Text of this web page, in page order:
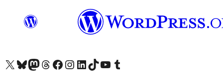
আমাৰ X (আগৰ Twitter) একাউণ্টলৈ যাওকআমাৰ Bluesky একাউণ্টলৈ যাওকআমাৰ Mastodon একাউণ্টলৈ যাওকআমাৰ Threads একাউণ্টলৈ যাওকআমাৰ Facebook পৃষ্ঠালৈ যাওকআমাৰ Instagram একাউণ্টলৈ যাওকআমাৰ LinkedIn একাউণ্টলৈ যাওকআমাৰ TikTok একাউণ্টলৈ যাওকআমাৰ YouTube চেনেললৈ যাওকআমাৰ Tumblr একাউণ্টলৈ যাওক